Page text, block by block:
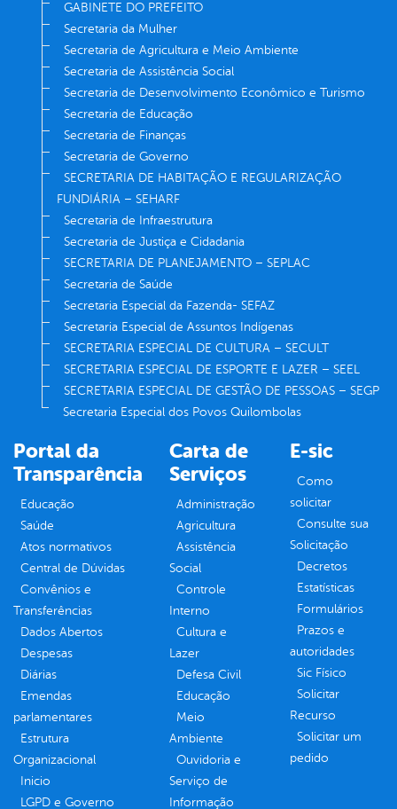
GABINETE DO PREFEITO
Secretaria da Mulher
Secretaria de Agricultura e Meio Ambiente
Secretaria de Assistência Social
Secretaria de Desenvolvimento Econômico e Turismo
Secretaria de Educação
Secretaria de Finanças
Secretaria de Governo
SECRETARIA DE HABITAÇÃO E REGULARIZAÇÃO
FUNDIÁRIA – SEHARF
Secretaria de Infraestrutura
Secretaria de Justiça e Cidadania
SECRETARIA DE PLANEJAMENTO – SEPLAC
Secretaria de Saúde
Secretaria Especial da Fazenda- SEFAZ
Secretaria Especial de Assuntos Indígenas
SECRETARIA ESPECIAL DE CULTURA – SECULT
SECRETARIA ESPECIAL DE ESPORTE E LAZER – SEEL
SECRETARIA ESPECIAL DE GESTÃO DE PESSOAS – SEGP
Secretaria Especial dos Povos Quilombolas
Portal da
Transparência
Educação
Saúde
Atos normativos
Central de Dúvidas
Convênios e
Transferências
Dados Abertos
Despesas
Diárias
Emendas
parlamentares
Estrutura
Organizacional
Inicio
LGPD e Governo
Carta de
Serviços
Administração
Agricultura
Assistência
Social
Controle
Interno
Cultura e
Lazer
Defesa Civil
Educação
Meio
Ambiente
Ouvidoria e
Serviço de
Informação
E-sic
Como
solicitar
Consulte sua
Solicitação
Decretos
Estatísticas
Formulários
Prazos e
autoridades
Sic Físico
Solicitar
Recurso
Solicitar um
pedido